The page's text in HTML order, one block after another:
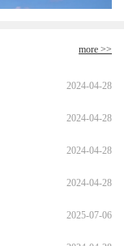
more >>
2024-04-28
2024-04-28
2024-04-28
2024-04-28
2025-07-06